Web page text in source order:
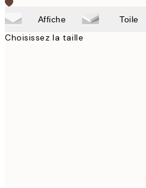
Affiche Toile
Choisissez la taille